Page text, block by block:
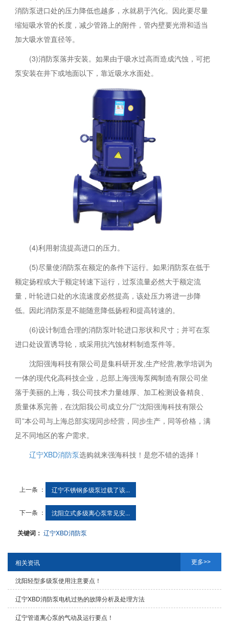
消防泵进口处的压力降低也越多，水就易于汽化。因此要尽量
缩短吸水管的长度，减少管路上的附件，管内壁要光滑和适当
加大吸水管直径等。
(3)消防泵落井安装。如果由于吸水过高而造成汽蚀，可把
泵安装在井下或地面以下，靠近吸水水面处。
(4)利用射流提高进口的压力。
(5)尽量使消防泵在额定的条件下运行。如果消防泵在低于
额定扬程或大于额定转速下运行，过泵流量必然大于额定流
量，叶轮进口处的水流速度必然提高，该处压力将进一步降
低。因此消防泵是不能随意降低扬程和提高转速的。
(6)设计制造合理的消防泵叶轮进口形状和尺寸；并可在泵
进口处设置诱导轮，或采用抗汽蚀材料制造泵件等。
沈阳强海科技有限公司是集科研开发,生产经营,教学培训为
一体的现代化高科技企业，总部上海强海泵阀制造有限公司坐
落于美丽的上海，我公司技术力量雄厚、加工检测设备精良、
质量体系完善，在沈阳我公司成立分厂“沈阳强海科技有限公
司”本公司与上海总部实现同步经营，同步生产，同等价格，满
足不同地区的客户需求。
辽宁XBD消防泵选购就来强海科技！是您不错的选择！
上一条 ： 辽宁不锈钢多级泵过载了该...
下一条 ： 沈阳立式多级离心泵常见安...
关键词：辽宁XBD消防泵
相关资讯 更多>>
沈阳轻型多级泵使用注意要点！
辽宁XBD消防泵电机过热的故障分析及处理方法
辽宁管道离心泵的气动及运行要点！